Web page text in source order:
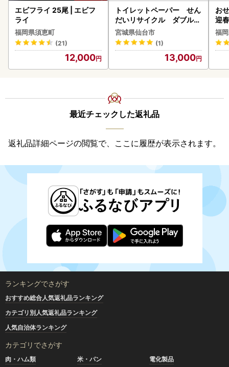
エビフライ 25尾 | エビフ
ライ
福岡県須恵町
(21)
12,000
トイレットペーパー せん
だいリサイクル ダブル9
6ロール｜トイレット
宮城県仙台市
(1)
13,000
お
迎
福
最近チェックした返礼品
返礼品詳細ページの閲覧で、ここに履歴が表示されます。
ランキングでさがす
おすすめ総合人気返礼品ランキング
カテゴリ別人気返礼品ランキング
人気自治体ランキング
カテゴリでさがす
肉・ハム類 米・パン
電化製品